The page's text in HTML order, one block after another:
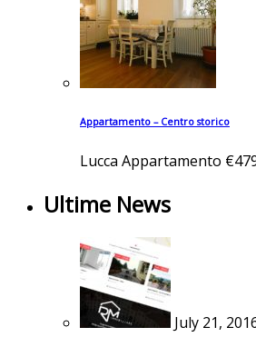
Appartamento – Centro storico
Lucca Appartamento
Ultime News
July 21,